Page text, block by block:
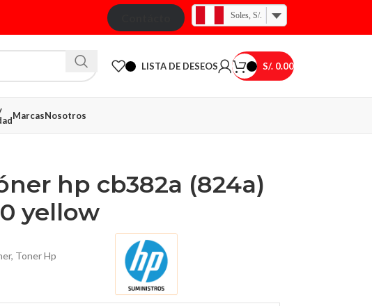
Soles, S/.
LISTA DE DESEOS S/. 0.00
MarcasNosotros
hp cb382a (824a)
yellow
, Toner Hp